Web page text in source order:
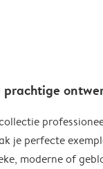
prachtige
je perfecte
moderne of